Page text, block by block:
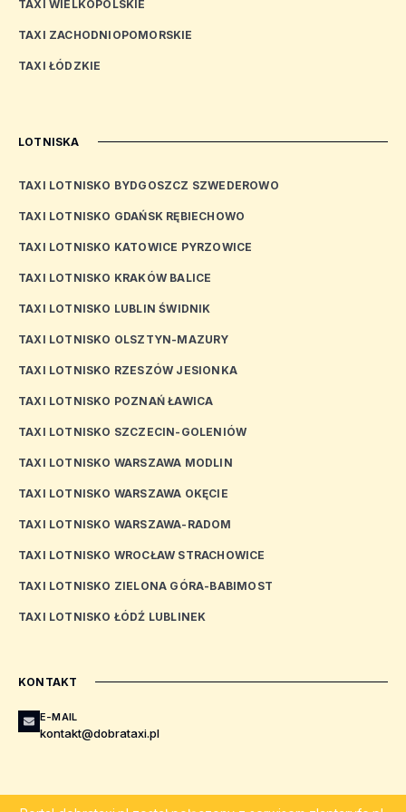
TAXI WIELKOPOLSKIE
TAXI ZACHODNIOPOMORSKIE
TAXI ŁÓDZKIE
LOTNISKA
TAXI LOTNISKO BYDGOSZCZ SZWEDEROWO
TAXI LOTNISKO GDAŃSK RĘBIECHOWO
TAXI LOTNISKO KATOWICE PYRZOWICE
TAXI LOTNISKO KRAKÓW BALICE
TAXI LOTNISKO LUBLIN ŚWIDNIK
TAXI LOTNISKO OLSZTYN-MAZURY
TAXI LOTNISKO RZESZÓW JESIONKA
TAXI LOTNISKO POZNAŃ ŁAWICA
TAXI LOTNISKO SZCZECIN-GOLENIÓW
TAXI LOTNISKO WARSZAWA MODLIN
TAXI LOTNISKO WARSZAWA OKĘCIE
TAXI LOTNISKO WARSZAWA-RADOM
TAXI LOTNISKO WROCŁAW STRACHOWICE
TAXI LOTNISKO ZIELONA GÓRA-BABIMOST
TAXI LOTNISKO ŁÓDŹ LUBLINEK
KONTAKT
E-MAIL
kontakt@dobrataxi.pl